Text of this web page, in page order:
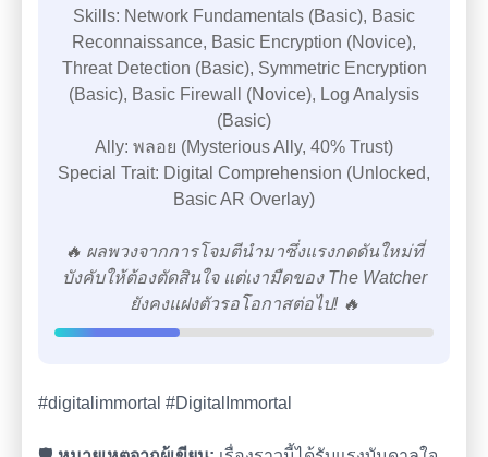
Skills: Network Fundamentals (Basic), Basic
Reconnaissance, Basic Encryption (Novice),
Threat Detection (Basic), Symmetric Encryption
(Basic), Basic Firewall (Novice), Log Analysis
(Basic)
Ally: พลอย (Mysterious Ally, 40% Trust)
Special Trait: Digital Comprehension (Unlocked,
Basic AR Overlay)
🔥 ผลพวงจากการโจมตีนำมาซึ่งแรงกดดันใหม่ที่
บังคับให้ต้องตัดสินใจ แต่เงามืดของ The Watcher
ยังคงแฝงตัวรอโอกาสต่อไป! 🔥
#digitalimmortal #DigitalImmortal